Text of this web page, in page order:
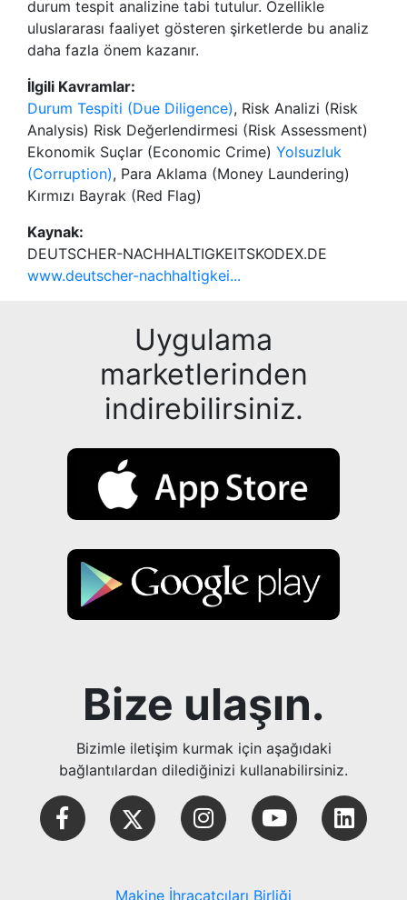
durum tespit analizine tabi tutulur. Özellikle
uluslararası faaliyet gösteren şirketlerde bu analiz
daha fazla önem kazanır.
İlgili Kavramlar:
Durum Tespiti (Due Diligence), Risk Analizi (Risk
Analysis) Risk Değerlendirmesi (Risk Assessment)
Ekonomik Suçlar (Economic Crime) Yolsuzluk
(Corruption), Para Aklama (Money Laundering)
Kırmızı Bayrak (Red Flag)
Kaynak:
DEUTSCHER-NACHHALTIGKEITSKODEX.DE
www.deutscher-nachhaltigkei...
Uygulama
marketlerinden
indirebilirsiniz.
Bize ulaşın.
Bizimle iletişim kurmak için aşağıdaki
bağlantılardan dilediğinizi kullanabilirsiniz.
Makine İhracatçıları Birliği